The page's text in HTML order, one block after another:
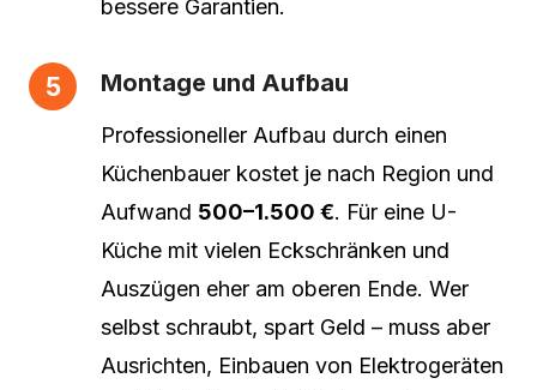
bessere Garantien.
Montage und Aufbau
Professioneller Aufbau durch einen
Küchenbauer kostet je nach Region und
Aufwand 500–1.500 €. Für eine U-
Küche mit vielen Eckschränken und
Auszügen eher am oberen Ende. Wer
selbst schraubt, spart Geld – muss aber
Ausrichten, Einbauen von Elektrogeräten